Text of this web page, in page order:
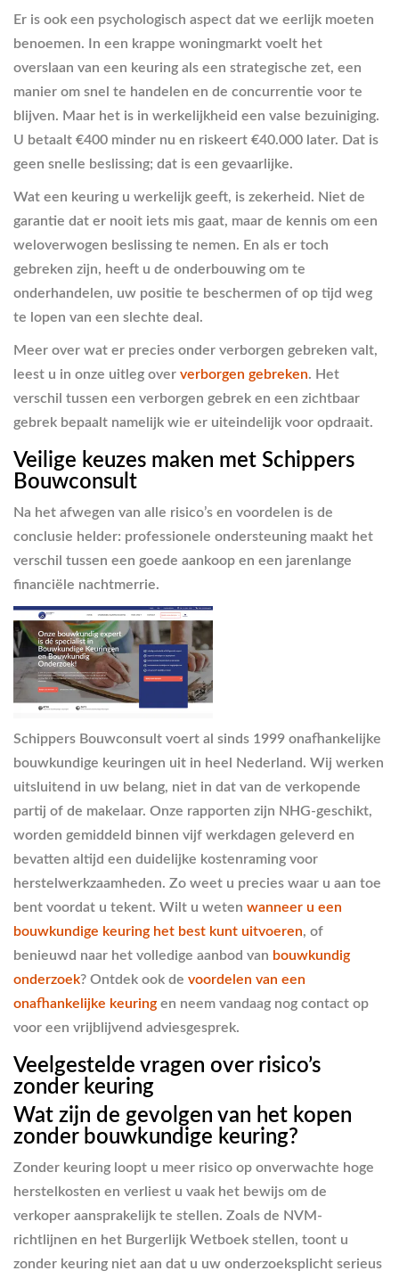
Er is ook een psychologisch aspect dat we eerlijk moeten
benoemen. In een krappe woningmarkt voelt het
overslaan van een keuring als een strategische zet, een
manier om snel te handelen en de concurrentie voor te
blijven. Maar het is in werkelijkheid een valse bezuiniging.
U betaalt €400 minder nu en riskeert €40.000 later. Dat is
geen snelle beslissing; dat is een gevaarlijke.
Wat een keuring u werkelijk geeft, is zekerheid. Niet de
garantie dat er nooit iets mis gaat, maar de kennis om een
weloverwogen beslissing te nemen. En als er toch
gebreken zijn, heeft u de onderbouwing om te
onderhandelen, uw positie te beschermen of op tijd weg
te lopen van een slechte deal.
Meer over wat er precies onder verborgen gebreken valt,
leest u in onze uitleg over verborgen gebreken. Het
verschil tussen een verborgen gebrek en een zichtbaar
gebrek bepaalt namelijk wie er uiteindelijk voor opdraait.
Veilige keuzes maken met Schippers
Bouwconsult
Na het afwegen van alle risico’s en voordelen is de
conclusie helder: professionele ondersteuning maakt het
verschil tussen een goede aankoop en een jarenlange
financiële nachtmerrie.
Schippers Bouwconsult voert al sinds 1999 onafhankelijke
bouwkundige keuringen uit in heel Nederland. Wij werken
uitsluitend in uw belang, niet in dat van de verkopende
partij of de makelaar. Onze rapporten zijn NHG-geschikt,
worden gemiddeld binnen vijf werkdagen geleverd en
bevatten altijd een duidelijke kostenraming voor
herstelwerkzaamheden. Zo weet u precies waar u aan toe
bent voordat u tekent. Wilt u weten wanneer u een
bouwkundige keuring het best kunt uitvoeren, of
benieuwd naar het volledige aanbod van bouwkundig
onderzoek? Ontdek ook de voordelen van een
onafhankelijke keuring en neem vandaag nog contact op
voor een vrijblijvend adviesgesprek.
Veelgestelde vragen over risico’s
zonder keuring
Wat zijn de gevolgen van het kopen
zonder bouwkundige keuring?
Zonder keuring loopt u meer risico op onverwachte hoge
herstelkosten en verliest u vaak het bewijs om de
verkoper aansprakelijk te stellen. Zoals de NVM-
richtlijnen en het Burgerlijk Wetboek stellen, toont u
zonder keuring niet aan dat u uw onderzoeksplicht serieus